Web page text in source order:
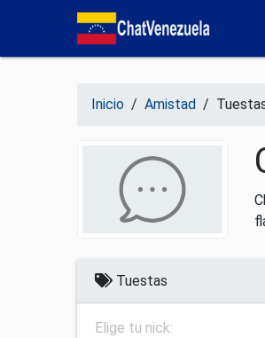
Salir del contenido
Inicio / Amistad /
Tuestas
Elige tu nick: